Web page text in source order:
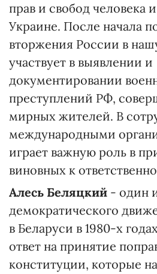
прав и свобод человека
Украине. После начала
вторжения России в
участвует в выявлении и
документировании
преступлений РФ,
мирных жителей. В
международными
играет важную роль в
виновных к
Алесь Беляцкий - один
демократического
в Беларуси в 1980-х
ответ на принятие
конституции, которые